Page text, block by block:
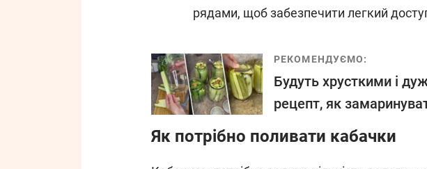
рядами, щоб забезпечити легкий
РЕКОМЕНДУЄМО:
Будуть хрусткими і
рецепт, як
Як потрібно поливати кабачки